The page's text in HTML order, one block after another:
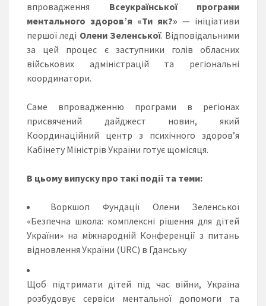
впровадження Всеукраїнської програми
ментального здоров’я «Ти як?» — ініціативи
першої леді Олени Зеленської. Відповідальними
за цей процес є заступники голів обласних
військових адміністрацій та регіональні
координатори.
Саме впровадженню програми в регіонах
присвячений дайджест новин, який
Координаційний центр з психічного здоров’я
Кабінету Міністрів України готує щомісяця.
В цьому випуску про такі події та теми:
Воркшоп Фундації Олени Зеленської
«Безпечна школа: комплексні рішення для дітей
України» на міжнародній Конференції з питань
відновлення України (URC) в Гданську
Щоб підтримати дітей під час війни, Україна
розбудовує сервіси ментальної допомоги та